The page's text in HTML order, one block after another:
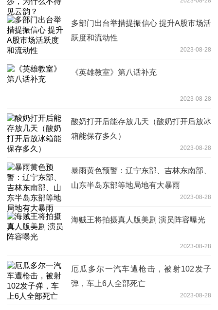
多部门出台举措提振信心 提升A股市场活
跃度和流动性
2023-08-28
《英雄教室》第八话补充
2023-08-28
酸奶打开后能存放几天（酸奶打开后放冰
箱能保存多久）
2023-08-28
暴雨黄色预警：辽宁东部、吉林东南部、
山东半岛东部等地局地有大暴雨
2023-08-28
海贼王将拍摄真人版美剧 演员阵容曝光
2023-08-28
厄瓜多尔一汽车遭枪击，被射102发子
弹，车上6人全部死亡
2023-08-28